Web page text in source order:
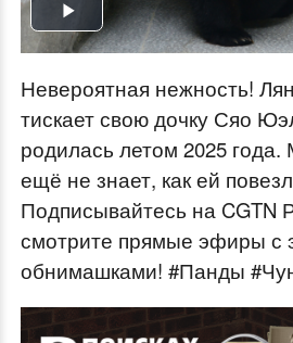
Play
Невероятная нежность!
тискает свою дочку Сяо
родилась летом 2025
ещё не знает, как ей
Подписывайтесь на CGTN
смотрите прямые эфиры с
обнимашками! #Панды